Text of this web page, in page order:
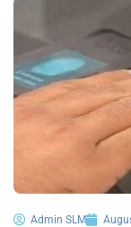
Admin SLM